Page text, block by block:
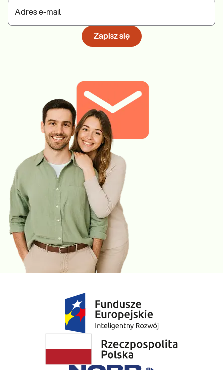
Adres e-mail
Zapisz się